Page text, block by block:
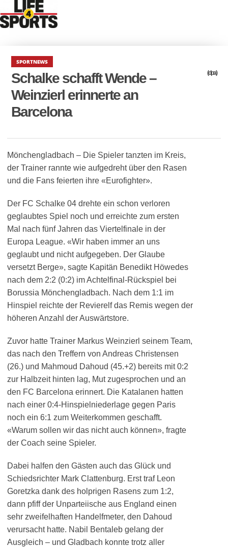
SPORTNEWS
Schalke schafft Wende –
Weinzierl erinnerte an
Barcelona
(dpa)
Mönchengladbach – Die Spieler tanzten im Kreis,
der Trainer rannte wie aufgedreht über den Rasen
und die Fans feierten ihre «Eurofighter».
Der FC Schalke 04 drehte ein schon verloren
geglaubtes Spiel noch und erreichte zum ersten
Mal nach fünf Jahren das Viertelfinale in der
Europa League. «Wir haben immer an uns
geglaubt und nicht aufgegeben. Der Glaube
versetzt Berge», sagte Kapitän Benedikt Höwedes
nach dem 2:2 (0:2) im Achtelfinal-Rückspiel bei
Borussia Mönchengladbach. Nach dem 1:1 im
Hinspiel reichte der Revierelf das Remis wegen der
höheren Anzahl der Auswärtstore.
Zuvor hatte Trainer Markus Weinzierl seinem Team,
das nach den Treffern von Andreas Christensen
(26.) und Mahmoud Dahoud (45.+2) bereits mit 0:2
zur Halbzeit hinten lag, Mut zugesprochen und an
den FC Barcelona erinnert. Die Katalanen hatten
nach einer 0:4-Hinspielniederlage gegen Paris
noch ein 6:1 zum Weiterkommen geschafft.
«Warum sollen wir das nicht auch können», fragte
der Coach seine Spieler.
Dabei halfen den Gästen auch das Glück und
Schiedsrichter Mark Clattenburg. Erst traf Leon
Goretzka dank des holprigen Rasens zum 1:2,
dann pfiff der Unparteiische aus England einen
sehr zweifelhaften Handelfmeter, den Dahoud
verursacht hatte. Nabil Bentaleb gelang der
Ausgleich – und Gladbach konnte trotz aller